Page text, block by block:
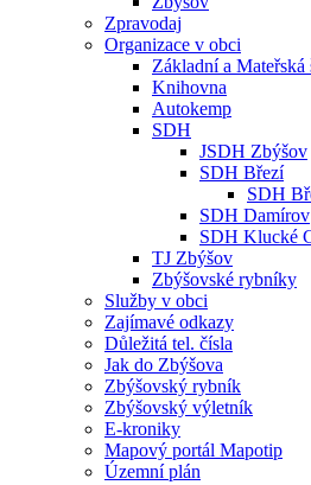
Zpravodaj
Organizace v obci
Základní a Mateřská
Knihovna
Autokemp
SDH
JSDH Zbýšov
SDH Březí
SDH
SDH Damírov
SDH Klucké
TJ Zbýšov
Zbýšovské rybníky
Služby v obci
Zajímavé odkazy
Důležitá tel. čísla
Jak do Zbýšova
Zbýšovský rybník
Zbýšovský výletník
E-kroniky
Mapový portál Mapotip
Územní plán